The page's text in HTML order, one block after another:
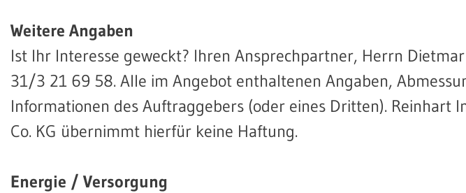
Weitere Angaben
Ist Ihr Interesse geweckt? Ihren Ansprechpartner, Herrn
31/3 21 69 58. Alle im Angebot enthaltenen Angaben,
Informationen des Auftraggebers (oder eines Dritten). Reinhart
Co. KG übernimmt hierfür keine Haftung.
Energie / Versorgung